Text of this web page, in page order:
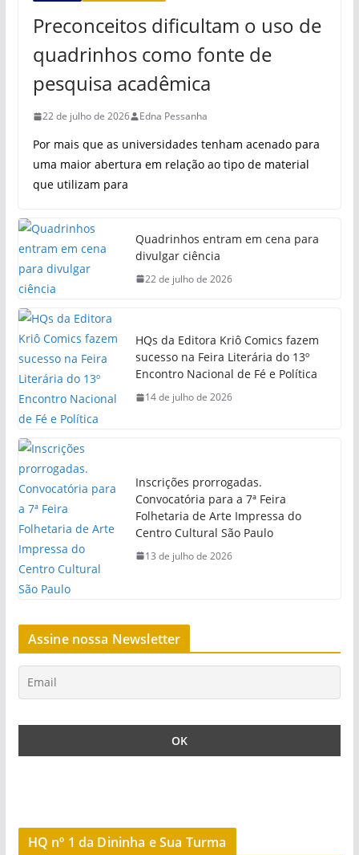
Preconceitos dificultam o uso de
quadrinhos como fonte de
pesquisa acadêmica
22 de julho de 2026 Edna Pessanha
Por mais que as universidades tenham acenado para
uma maior abertura em relação ao tipo de material
que utilizam para
Quadrinhos entram em cena para
divulgar ciência
22 de julho de 2026
HQs da Editora Kriô Comics fazem
sucesso na Feira Literária do 13º
Encontro Nacional de Fé e Política
14 de julho de 2026
Inscrições prorrogadas.
Convocatória para a 7ª Feira
Folhetaria de Arte Impressa do
Centro Cultural São Paulo
13 de julho de 2026
Assine nossa Newsletter
HQ nº 1 da Dininha e Sua Turma